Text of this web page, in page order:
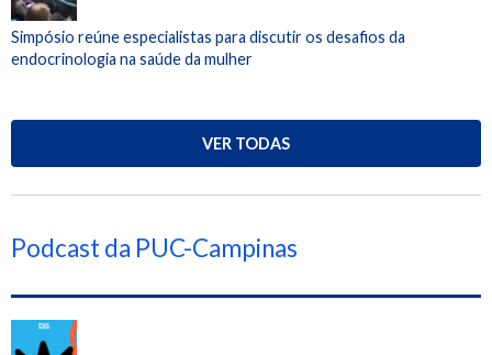
Simpósio reúne especialistas para discutir os desafios da
endocrinologia na saúde da mulher
VER TODAS
Podcast da PUC-Campinas